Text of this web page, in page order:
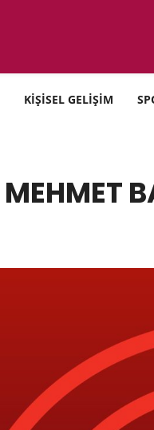
KİŞİSEL GELİŞİM
MEHMET